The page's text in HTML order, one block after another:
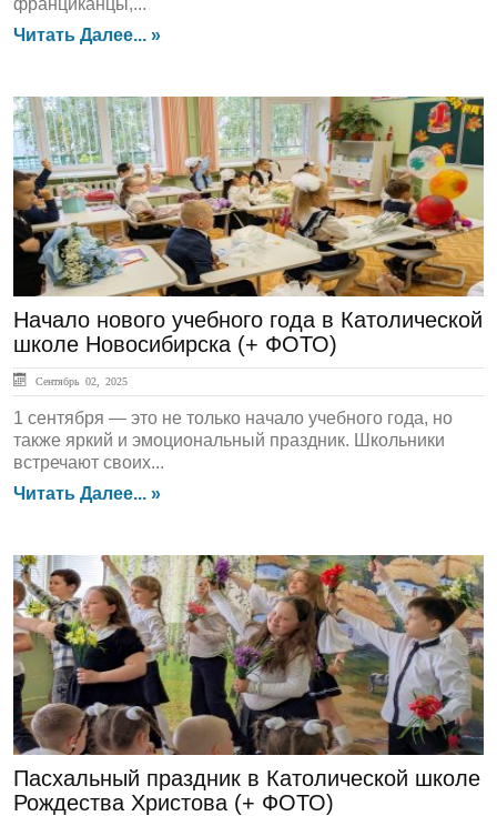
франциканцы,...
Читать Далее... »
ГЛАВНАЯ
Начало нового учебного года в Католической
школе Новосибирска (+ ФОТО)
Сентябрь 02, 2025
1 сентября — это не только начало учебного года, но
также яркий и эмоциональный праздник. Школьники
встречают своих...
Читать Далее... »
ГЛАВНАЯ
Пасхальный праздник в Католической школе
Рождества Христова (+ ФОТО)